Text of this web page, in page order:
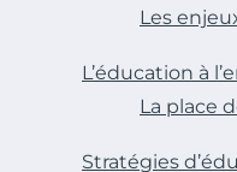
Les
L’éducation à
La place
Stratégies